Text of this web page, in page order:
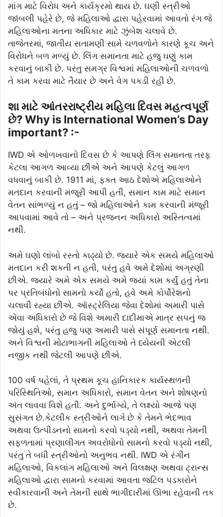
માંગ માટે વિરોધ અને કાર્યક્રમો થાય છે. ઘણી સ્ત્રીઓ
જાંબલી પહેરે છે, જે મહિલાઓ દ્વારા પહેરવામાં આવતો રંગ જે
મહિલાઓના મતના અધિકાર માટે ઝુંબેશ ચલાવે છે.
તાજેતરમાં, જાતીય સતામણી સામે ચળવળોને કારણે કૂચ અને
વિરોધને બળ મળ્યું છે. લિંગ સમાનતા માટે હજુ ઘણું કામ
કરવાનું બાકી છે. પરંતુ સમગ્ર વિશ્વમાં મહિલાઓની ચળવળો
તે કામ કરવા માટે તૈયાર છે અને વેગ પકડી રહી છે.
શા માટે આંતરરાષ્ટ્રીય મહિલા દિવસ મહત્વપૂર્ણ
છે? Why is International Women’s Day
important? :-
IWD એ ઓળખવાનો દિવસ છે કે આપણે લિંગ સમાનતા તરફ
કેટલા આગળ આવ્યા છીએ અને આપણે કેટલું આગળ
વધવાનું બાકી છે. 1911 માં, ફક્ત આઠ દેશોએ મહિલાઓને
મતદાન કરવાની મંજૂરી આપી હતી, સમાન કામ માટે સમાન
વેતન સાંભળ્યું ન હતું – જો મહિલાઓને કામ કરવાની મંજૂરી
આપવામાં આવે તો – અને પ્રજનન અધિકારો અસ્તિત્વમાં
નથી.
અમે ઘણો લાંબો રસ્તો કાઢ્યો છે. જ્યારે એક સમયે મહિલાઓ
મતદાન કરી શકતી ન હતી, પરંતુ હવે અમે દેશોમાં અગ્રણી
છીએ. જ્યારે અમે એક સમયે અમે જ્યાં કામ કર્યું હતું તેના
પર પ્રતિબંધોનો સામનો કર્યો હતો, હવે અમે કોર્પોરેશનો
ચલાવી રહ્યા છીએ. ઑસ્ટ્રેલિયા જેવા દેશોમાં અમારી પાસે
એવા અધિકારો છે જે વિશે અમારી દાદીમાએ માત્ર સપનું જ
જોયું હશે, પરંતુ હજુ પણ અમારી પાસે સંપૂર્ણ સમાનતા નથી.
અને વિશ્વની મોટાભાગની મહિલાઓ તે ધ્યેયની એટલી
નજીક નથી જેટલી આપણે છીએ.
100 વર્ષ પહેલાં, તે પ્રથમ કૂચ હાનિકારક કાર્યસ્થળની
પરિસ્થિતિઓ, સમાન અધિકારો, સમાન વેતન અને શોષણનો
અંત લાવવા વિશે હતી. અને દુર્ભાગ્યે, તે લક્ષ્યો આજે પણ
સુસંગત છે.કેટલીક સ્ત્રીઓને લાગે છે કે તેમને ભેદભાવ
અથવા ઉત્પીડનનો સામનો કરવો પડ્યો નથી, અથવા તેમની
સફળતામાં પ્રણાલીગત અવરોધોનો સામનો કરવો પડ્યો નથી,
પરંતુ તે બધી સ્ત્રીઓનો અનુભવ નથી. IWD એ રંગીન
મહિલાઓ, વિકલાંગ મહિલાઓ અને વિલક્ષણ અથવા ટ્રાન્સ
મહિલાઓ દ્વારા સામનો કરવામાં આવતા જટિલ પડકારોને
સ્વીકારવાની અને તેમની સાથે ભાગીદારીમાં ઊભા રહેવાની તક
છે.